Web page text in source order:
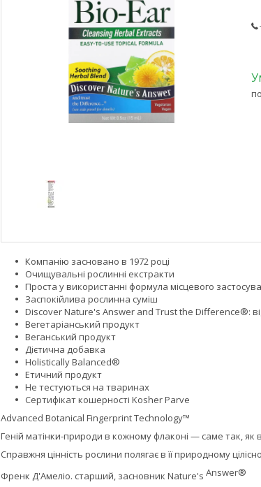
Компанію засновано в 1972 році
Очищувальні рослинні екстракти
Проста у використанні формула місцевого
Заспокійлива рослинна суміш
Discover Nature's Answer and Trust the Difference®:
Вегетаріанський продукт
Веганський продукт
Дієтична добавка
Holistically Balanced®
Етичний продукт
Не тестуються на тваринах
Сертифікат кошерності Kosher Parve
Advanced Botanical Fingerprint Technology™
Геній матінки-природи в кожному флаконі — саме так, як
Справжня цінність рослини полягає в її природному
Френк Д'Амеліо. старший, засновник Nature's Answer®